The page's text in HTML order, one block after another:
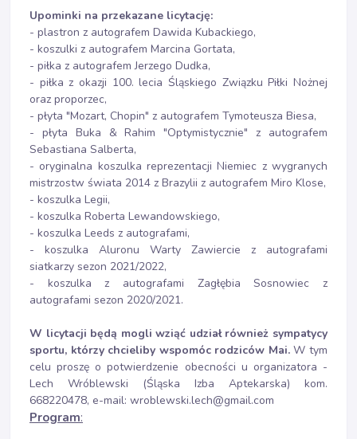
Upominki na przekazane licytację:
- plastron z autografem Dawida Kubackiego,
- koszulki z autografem Marcina Gortata,
- piłka z autografem Jerzego Dudka,
- piłka z okazji 100. lecia Śląskiego Związku Piłki Nożnej
oraz proporzec,
- płyta "Mozart, Chopin" z autografem Tymoteusza Biesa,
- płyta Buka & Rahim "Optymistycznie" z autografem
Sebastiana Salberta,
- oryginalna koszulka reprezentacji Niemiec z wygranych
mistrzostw świata 2014 z Brazylii z autografem Miro Klose,
- koszulka Legii,
- koszulka Roberta Lewandowskiego,
- koszulka Leeds z autografami,
- koszulka Aluronu Warty Zawiercie z autografami
siatkarzy sezon 2021/2022,
- koszulka z autografami Zagłębia Sosnowiec z
autografami sezon 2020/2021.
W licytacji będą mogli wziąć udział również sympatycy
sportu, którzy chcieliby wspomóc rodziców Mai.W tym
celu proszę o potwierdzenie obecności u organizatora -
Lech Wróblewski (Śląska Izba Aptekarska) kom.
668220478, e-mail: wroblewski.lech@gmail.com
Program: